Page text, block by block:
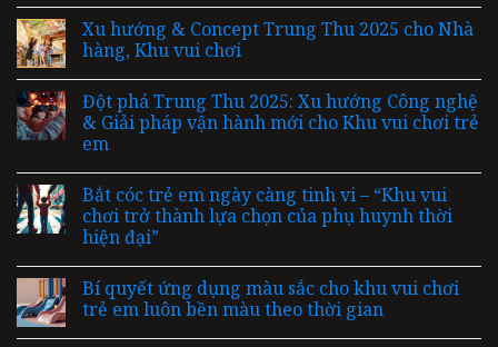
Xu hướng & Concept Trung Thu 2025 cho Nhà
hàng, Khu vui chơi
Đột phá Trung Thu 2025: Xu hướng Công nghệ
& Giải pháp vận hành mới cho Khu vui chơi trẻ
em
Bắt cóc trẻ em ngày càng tinh vi – “Khu vui
chơi trở thành lựa chọn của phụ huynh thời
hiện đại”
Bí quyết ứng dụng màu sắc cho khu vui chơi
trẻ em luôn bền màu theo thời gian